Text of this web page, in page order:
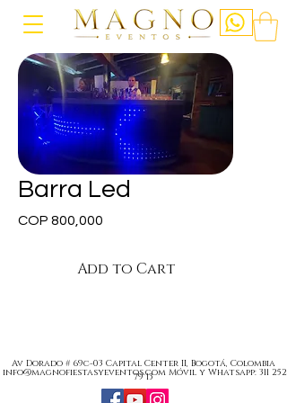
Barra Led
COP 800,000
Add to Cart
Av Dorado # 69c-03 Capital Center II, Bogotá, Colombia
info@magnofiestasyeventos.com Móvil y Whatsapp: 311 252
79 13